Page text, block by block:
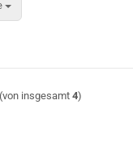
insgesamt 4)